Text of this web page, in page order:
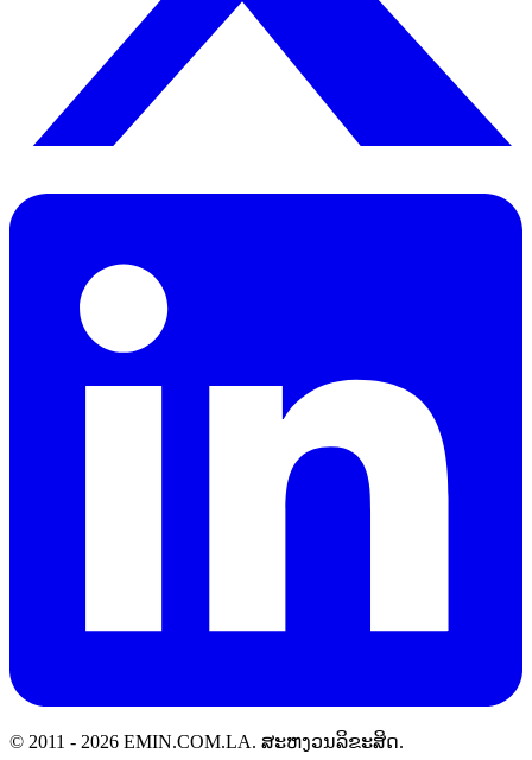
© 2011 - 2026 EMIN.COM.LA. ສະຫງວນລິຂະສິດ.